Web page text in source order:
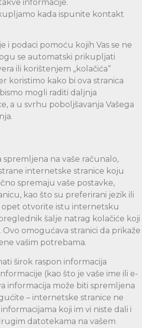
informacije.
kada ispunite kontakt
i podaci pomoću kojih Vas se ne
se automatski prikupljati
ili korištenjem „kolačića“
koristimo kako bi ova stranica
mogli raditi daljnja
a u svrhu poboljšavanja Vašega
spremljena na vaše računalo,
internetske stranice koju
spremaju vaše postavke,
kao što su preferirani jezik ili
opet otvorite istu internetsku
šalje natrag kolačiće koji
omogućava stranici da prikaže
vašim potrebama.
širok raspon informacija
(kao što je vaše ime ili e-
informacija može biti spremljena
– internetske stranice ne
koji im vi niste dali i
datotekama na vašem